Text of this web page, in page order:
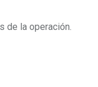
de la operación.